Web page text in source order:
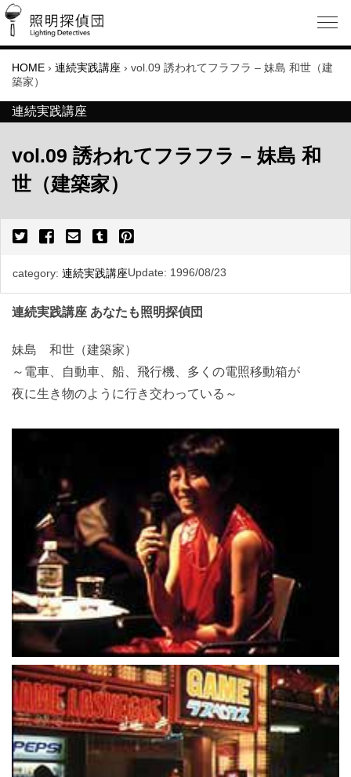
HOME › 連続実践講座 › vol.09 誘われてフラフラ – 妹島 和世（建
築家）
連続実践講座
vol.09 誘われてフラフラ – 妹島 和
世（建築家）
category: 連続実践講座Update: 1996/08/23
連続実践講座 あなたも照明探偵団
妹島 和世（建築家）
～電車、自動車、船、飛行機、多くの電照移動箱が
夜に生き物のように行き交わっている～